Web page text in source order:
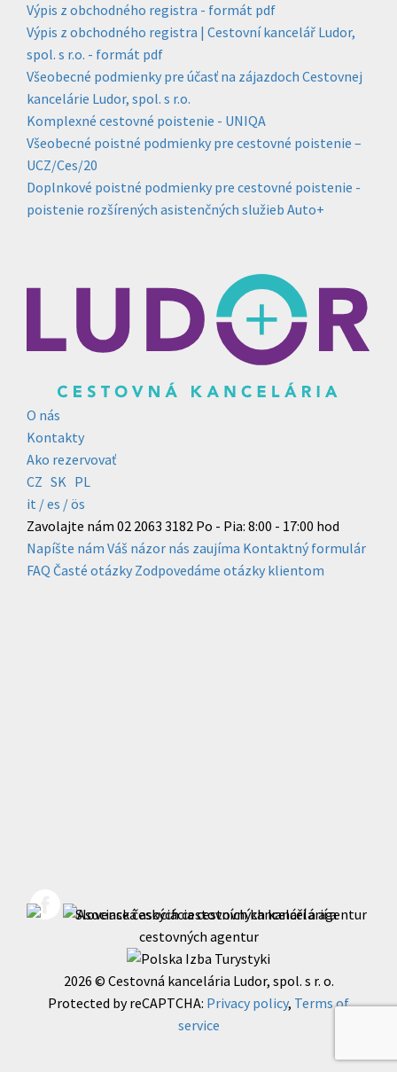
Výpis z obchodného registra - formát pdf
Výpis z obchodného registra | Cestovní kancelář Ludor,
spol. s r.o. - formát pdf
Všeobecné podmienky pre účasť na zájazdoch Cestovnej
kancelárie Ludor, spol. s r.o.
Komplexné cestovné poistenie - UNIQA
Všeobecné poistné podmienky pre cestovné poistenie –
UCZ/Ces/20
Doplnkové poistné podmienky pre cestovné poistenie -
poistenie rozšírených asistenčných služieb Auto+
O nás
Kontakty
Ako rezervovať
CZ SK PL
it /es / ös
Zavolajte nám 02 2063 3182 Po - Pia: 8:00 - 17:00 hod
Napíšte nám Váš názor nás zaujíma Kontaktný formulár
FAQ Časté otázky Zodpovedáme otázky klientom
2026 © Cestovná kancelária Ludor, spol. s r. o.
Protected by reCAPTCHA: Privacy policy, Terms of
service